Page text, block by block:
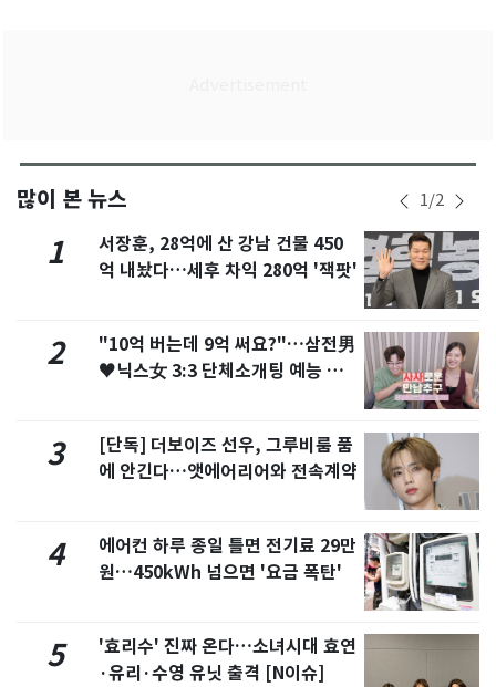
많이 본 뉴스 1/2
1
서장훈, 28억에 산 강남 건물 450
억 내놨다…세후 차익 280억 '잭팟'
2
"10억 버는데 9억 써요?"…삼전男
♥닉스女 3:3 단체소개팅 예능 화
3
[단독] 더보이즈 선우, 그루비룸 품
에 안긴다…앳에어리어와 전속계약
4
에어컨 하루 종일 틀면 전기료 29만
원…450kWh 넘으면 '요금 폭탄'
5
'효리수' 진짜 온다…소녀시대 효연
·유리·수영 유닛 출격 [N이슈]